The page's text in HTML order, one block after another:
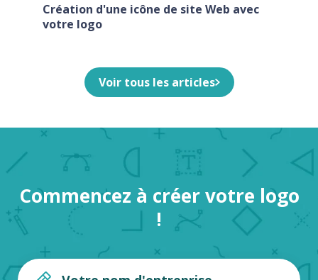
Création d'une icône de site Web avec
votre logo
Voir tous les articles
Commencez à créer votre logo
!